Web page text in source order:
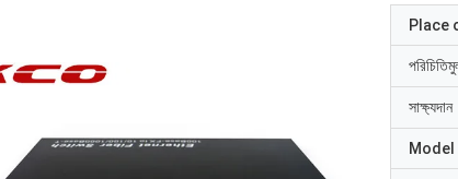
Place
সাক্ষ্যদান
Model